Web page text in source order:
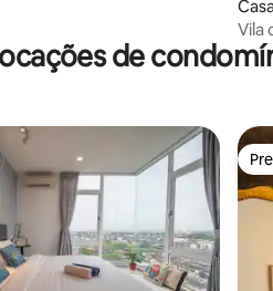
Vila
de